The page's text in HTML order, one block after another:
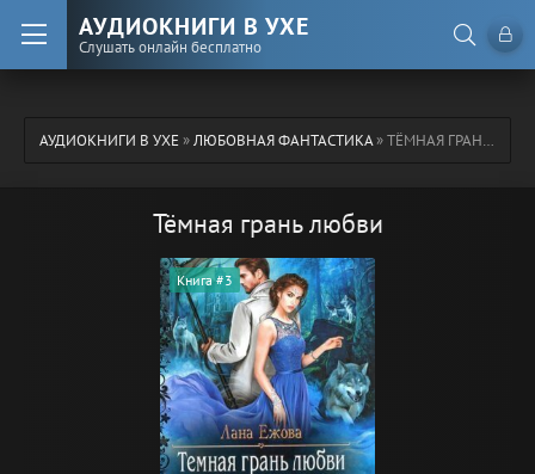
АУДИОКНИГИ В УХЕ
Слушать онлайн бесплатно
АУДИОКНИГИ В УХЕ»ЛЮБОВНАЯ ФАНТАСТИКА» ТЁМНАЯ ГРАНЬ ЛЮБВИ
Тёмная грань любви
Книга #3